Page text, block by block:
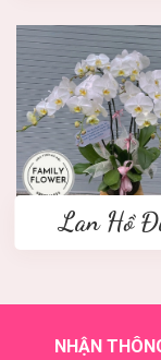
Lan Hồ
NHẬN